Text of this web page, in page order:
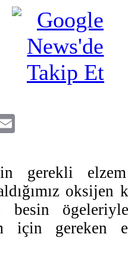
gerekli
oksijen
besin
için gereken